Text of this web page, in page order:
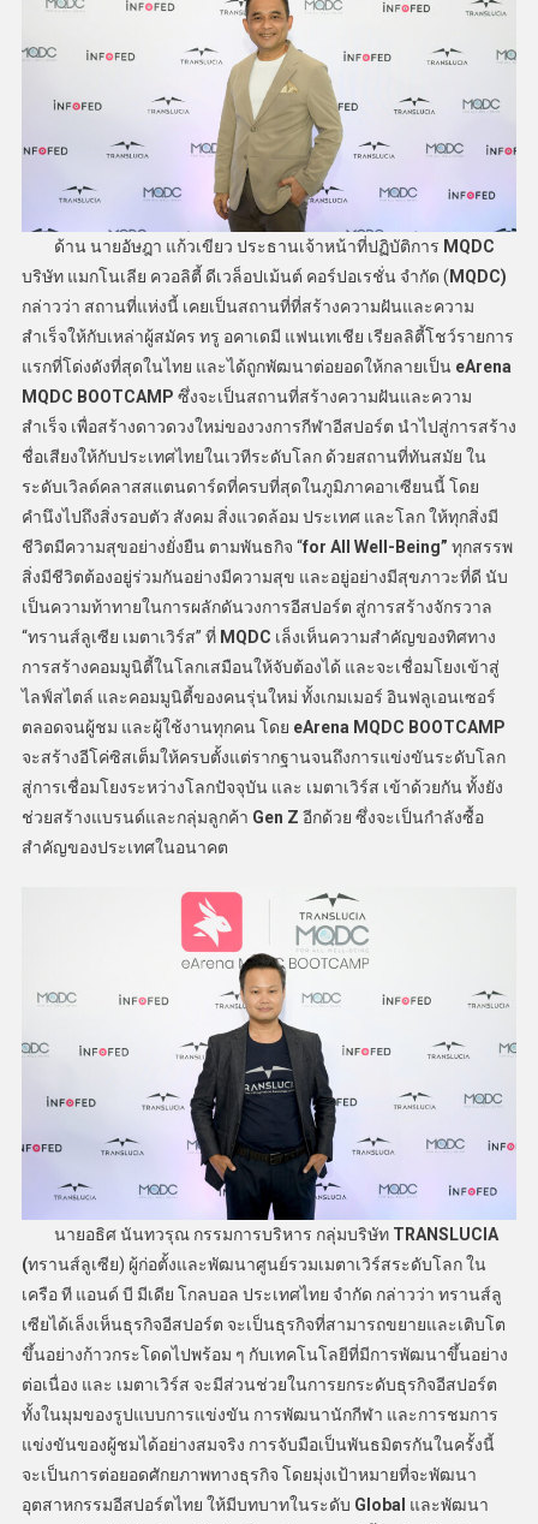
ด้าน นายอัษฎา แก้วเขียว ประธานเจ้าหน้าที่ปฏิบัติการ MQDC
บริษัท แมกโนเลีย ควอลิตี้ ดีเวล็อปเม้นต์ คอร์ปอเรชั่น จำกัด ( MQDC)
กล่าวว่า สถานที่แห่งนี้ เคยเป็นสถานที่ที่สร้างความฝันและความ
สำเร็จให้กับเหล่าผู้สมัคร ทรู อคาเดมี แฟนเทเชีย เรียลลิตี้โชว์รายการ
แรกที่โด่งดังที่สุดในไทย และได้ถูกพัฒนาต่อยอดให้กลายเป็น eArena
MQDC BOOTCAMP ซึ่งจะเป็นสถานที่สร้างความฝันและความ
สำเร็จ เพื่อสร้างดาวดวงใหม่ของวงการกีฬาอีสปอร์ต นำไปสู่การสร้าง
ชื่อเสียงให้กับประเทศไทยในเวทีระดับโลก ด้วยสถานที่ทันสมัย ใน
ระดับเวิลด์คลาสสแตนดาร์ดที่ครบที่สุดในภูมิภาคอาเซียนนี้ โดย
คำนึงไปถึงสิ่งรอบตัว สังคม สิ่งแวดล้อม ประเทศ และโลก ให้ทุกสิ่งมี
ชีวิตมีความสุขอย่างยั่งยืน ตามพันธกิจ “for All Well-Being” ทุกสรรพ
สิ่งมีชีวิตต้องอยู่ร่วมกันอย่างมีความสุข และอยู่อย่างมีสุขภาวะที่ดี นับ
เป็นความท้าทายในการผลักดันวงการอีสปอร์ต สู่การสร้างจักรวาล
“ทรานส์ลูเซีย เมตาเวิร์ส” ที่ MQDC เล็งเห็นความสำคัญของทิศทาง
การสร้างคอมมูนิตี้ในโลกเสมือนให้จับต้องได้ และจะเชื่อมโยงเข้าสู่
ไลฟ์สไตล์ และคอมมูนิตี้ของคนรุ่นใหม่ ทั้งเกมเมอร์ อินฟลูเอนเซอร์
ตลอดจนผู้ชม และผู้ใช้งานทุกคน โดย eArena MQDC BOOTCAMP
จะสร้างอีโค่ซิสเต็มให้ครบตั้งแต่รากฐานจนถึงการแข่งขันระดับโลก
สู่การเชื่อมโยงระหว่างโลกปัจจุบัน และ เมตาเวิร์ส เข้าด้วยกัน ทั้งยัง
ช่วยสร้างแบรนด์และกลุ่มลูกค้า Gen Z อีกด้วย ซึ่งจะเป็นกำลังซื้อ
สำคัญของประเทศในอนาคต
นายอธิศ นันทวรุณ กรรมการบริหาร กลุ่มบริษัท TRANSLUCIA
(ทรานส์ลูเซีย) ผู้ก่อตั้งและพัฒนาศูนย์รวมเมตาเวิร์สระดับโลก ใน
เครือ ที แอนด์ บี มีเดีย โกลบอล ประเทศไทย จำกัด กล่าวว่า ทรานส์ลู
เซียได้เล็งเห็นธุรกิจอีสปอร์ต จะเป็นธุรกิจที่สามารถขยายและเติบโต
ขึ้นอย่างก้าวกระโดดไปพร้อม ๆ กับเทคโนโลยีที่มีการพัฒนาขึ้นอย่าง
ต่อเนื่อง และ เมตาเวิร์ส จะมีส่วนช่วยในการยกระดับธุรกิจอีสปอร์ต
ทั้งในมุมของรูปแบบการแข่งขัน การพัฒนานักกีฬา และการชมการ
แข่งขันของผู้ชมได้อย่างสมจริง การจับมือเป็นพันธมิตรกันในครั้งนี้
จะเป็นการต่อยอดศักยภาพทางธุรกิจ โดยมุ่งเป้าหมายที่จะพัฒนา
อุตสาหกรรมอีสปอร์ตไทย ให้มีบทบาทในระดับ Global และพัฒนา